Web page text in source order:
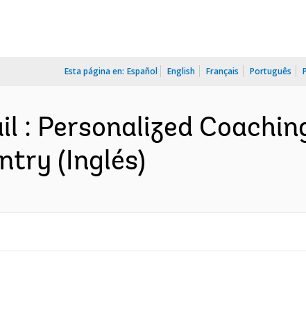
Esta página en: Español English Français Português
: Personalized
(Inglés)